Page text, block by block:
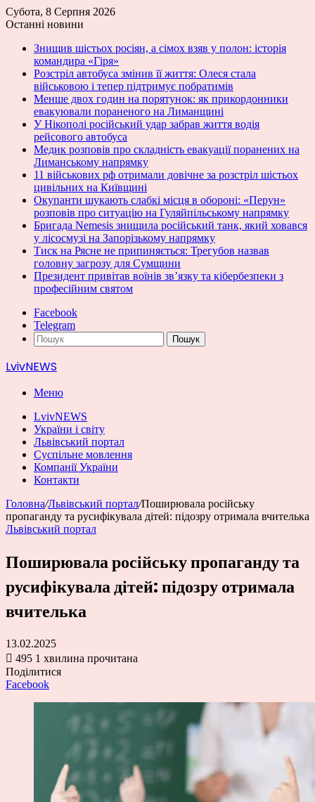
Субота, 8 Серпня 2026
Останні новини
Знищив шістьох росіян, а сімох взяв у полон: історія
командира «Гіря»
Розстріл автобуса змінив її життя: Олеся стала
військовою і тепер підтримує побратимів
Менше двох годин на порятунок: як прикордонники
евакуювали пораненого на Лиманщині
У Нікополі російський удар забрав життя водія
рейсового автобуса
Медик розповів про складність евакуації поранених на
Лиманському напрямку
11 військових рф отримали довічне за розстріл шістьох
цивільних на Київщині
Окупанти шукають слабкі місця в обороні: «Перун»
розповів про ситуацію на Гуляйпільському напрямку
Бригада Nemesis знищила російський танк, який ховався
у лісосмузі на Запорізькому напрямку
Тиск на Рясне не припиняється: Трегубов назвав
головну загрозу для Сумщини
Президент привітав воїнів зв’язку та кібербезпеки з
професійним святом
Facebook
Telegram
Пошук
LvivNEWS
Меню
LvivNEWS
України і світу
Львівський портал
Суспільне мовлення
Компанії України
Контакти
Головна/Львівський портал/Поширювала російську
пропаганду та русифікувала дітей: підозру отримала вчителька
Львівський портал
Поширювала російську пропаганду та
русифікувала дітей: підозру отримала
вчителька
13.02.2025
495 1 хвилина прочитана
Поділитися
Facebook